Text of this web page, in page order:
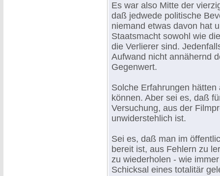
Es war also Mitte der
daß jedwede politische
niemand etwas davon hat
Staatsmacht sowohl wie
die Verlierer sind.
Aufwand nicht annähernd
Gegenwert.
Solche Erfahrungen
können. Aber sei es, daß
Versuchung, aus der
unwiderstehlich ist.
Sei es, daß man im
bereit ist, aus Fehlern zu
zu wiederholen - wie
Schicksal eines totalitär